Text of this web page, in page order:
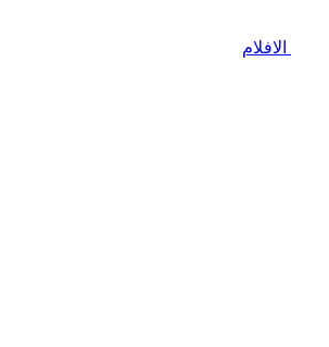
الافلام